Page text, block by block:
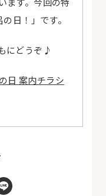
日！」です。
にどうぞ♪
日 案内チラシ